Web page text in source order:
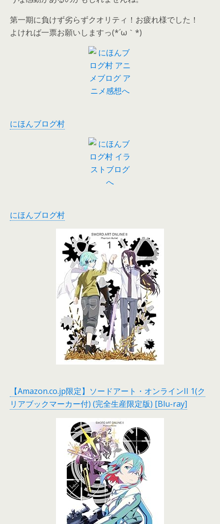
第一期に負けず劣らずクオリティ！お疲れ様でした！
よければ一票お願いしますっ(*´ω｀*)
にほんブログ村
にほんブログ村
【Amazon.co.jp限定】ソードアート・オンラインII 1(ク
リアブックマーカー付) (完全生産限定版) [Blu-ray]